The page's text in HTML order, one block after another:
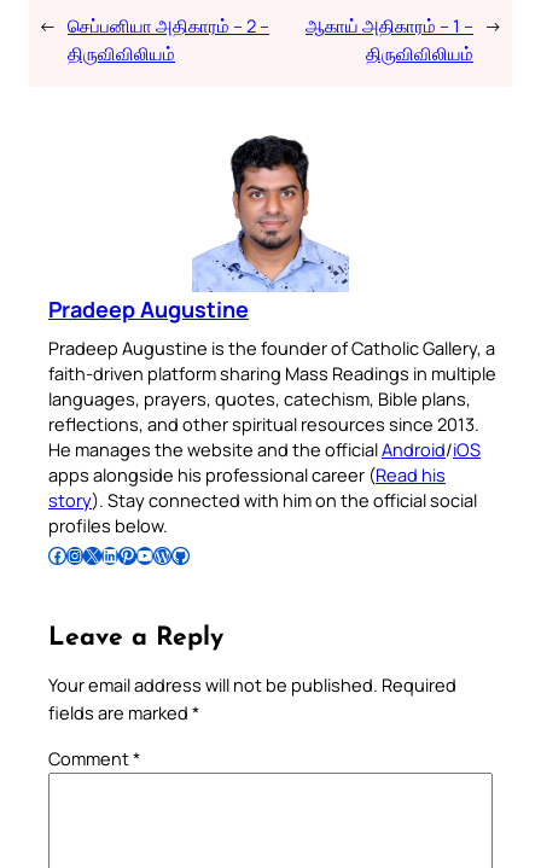
← செப்பனியா அதிகாரம் – 2 –
திருவிவிலியம்
ஆகாய் அதிகாரம் – 1 –
திருவிவிலியம்
→
Pradeep Augustine
Pradeep Augustine is the founder of Catholic Gallery, a
faith-driven platform sharing Mass Readings in multiple
languages, prayers, quotes, catechism, Bible plans,
reflections, and other spiritual resources since 2013.
He manages the website and the officialAndroid/iOS
apps alongside his professional career (Read his
story). Stay connected with him on the official social
profiles below.
Follow Pradeep on Facebook Follow Pradeep on InstagramFollow Pradeep on X Follow Pradeep on LinkedIn Follow Pradeep on Pinterest Subscribe to Pradeep’s Youtube Channel Follow Pradeep on WordPress Follow Pradeep on GitHub
Leave a Reply
Your email address will not be published. Required
fields are marked *
Comment*